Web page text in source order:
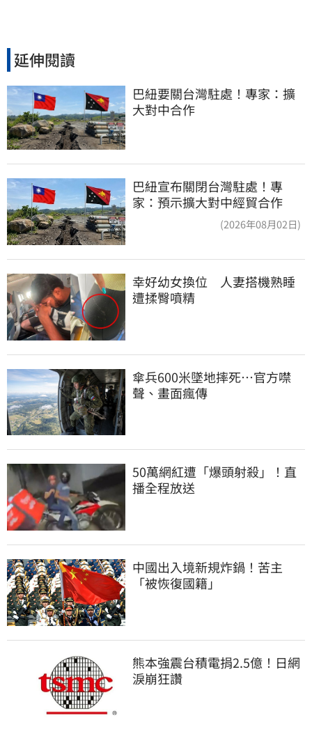
延伸閱讀
巴紐要關台灣駐處！專家：擴
大對中合作
巴紐宣布關閉台灣駐處！專
家：預示擴大對中經貿合作
(2026年08月02日)
幸好幼女換位　人妻搭機熟睡
遭揉臀噴精
傘兵600米墜地摔死…官方噤
聲、畫面瘋傳
50萬網紅遭「爆頭射殺」！直
播全程放送
中國出入境新規炸鍋！苦主
「被恢復國籍」
熊本強震台積電捐2.5億！日網
淚崩狂讚